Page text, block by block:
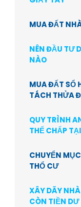
MUA ĐẤT
NÊN ĐẦU TƯ
NÀO
MUA ĐẤT SỔ
TÁCH THỬA
QUY TRÌNH
THẾ CHẤP
CHUYỂN
THỔ CƯ
XÂY DÃY
CÒN TIỀN DƯ